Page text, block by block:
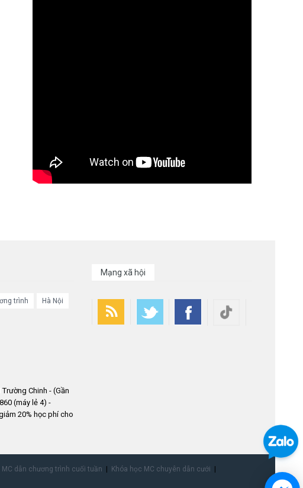
trình Hà Nội
Mạng xã hội
Chinh - (Gần
(máy lẻ 4) -
20% học phí cho
MC dẫn chương trình cuối tuần
Khóa học MC chuyên dẫn cưới